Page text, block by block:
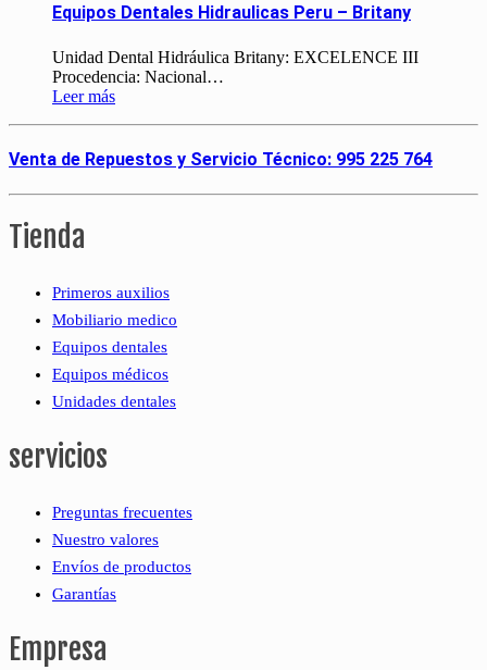
Equipos Dentales Hidraulicas Peru – Britany
Unidad Dental Hidráulica Britany: EXCELENCE III
Procedencia: Nacional…
Leer más
Venta de Repuestos y Servicio Técnico: 995 225 764
Tienda
Primeros auxilios
Mobiliario medico
Equipos dentales
Equipos médicos
Unidades dentales
servicios
Preguntas frecuentes
Nuestro valores
Envíos de productos
Garantías
Empresa